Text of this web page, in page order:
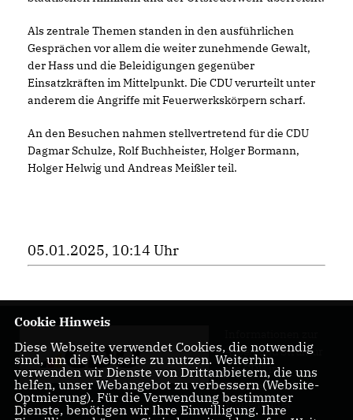
Als zentrale Themen standen in den ausführlichen
Gesprächen vor allem die weiter zunehmende Gewalt,
der Hass und die Beleidigungen gegenüber
Einsatzkräften im Mittelpunkt. Die CDU verurteilt unter
anderem die Angriffe mit Feuerwerkskörpern scharf.
An den Besuchen nahmen stellvertretend für die CDU
Dagmar Schulze, Rolf Buchheister, Holger Bormann,
Holger Helwig und Andreas Meißler teil.
05.01.2025, 10:14 Uhr
Arbeit und Struktur
der CDU im
Kreisverband
Wolfenbüttel
Cookie Hinweis
Diese Webseite verwendet Cookies, die notwendig
sind, um die Webseite zu nutzen. Weiterhin
verwenden wir Dienste von Drittanbietern, die uns
helfen, unser Webangebot zu verbessern (Website-
Optmierung). Für die Verwendung bestimmter
Dienste, benötigen wir Ihre Einwilligung. Ihre